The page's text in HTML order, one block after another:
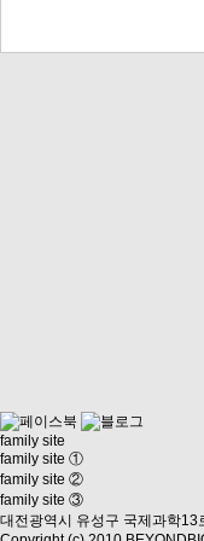
family site
family site ①
family site ②
family site ③
대전광역시 유성구 국제과학